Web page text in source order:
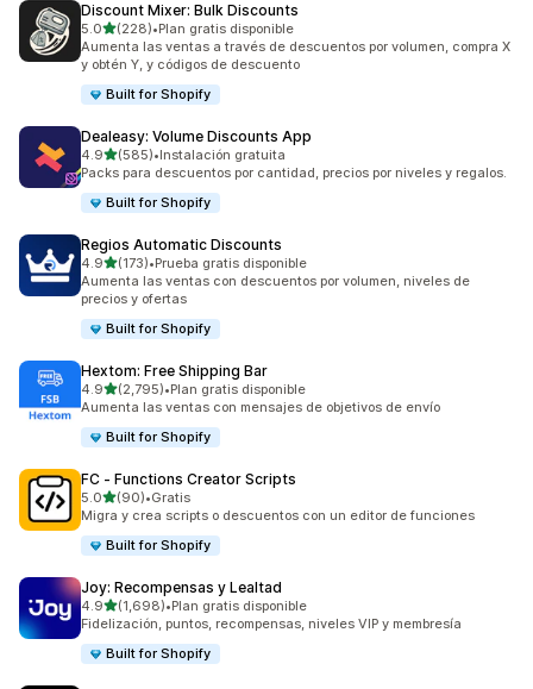
Discount Mixer: Bulk Discounts
5.0de 5 estrellas
(228)
228 reseñas en total
•Plan gratis disponible
Aumenta las ventas a través de descuentos por volumen, compra X
y obtén Y, y códigos de descuento
Built for Shopify
Dealeasy: Volume Discounts App
4.9de 5 estrellas
(585)
585 reseñas en total
•Instalación gratuita
Packs para descuentos por cantidad, precios por niveles y regalos.
Built for Shopify
Regios Automatic Discounts
4.9de 5 estrellas
(173)
173 reseñas en total
•Prueba gratis disponible
Aumenta las ventas con descuentos por volumen, niveles de
precios y ofertas
Built for Shopify
Hextom: Free Shipping Bar
4.9de 5 estrellas
(2,795)
2795 reseñas en total
•Plan gratis disponible
Aumenta las ventas con mensajes de objetivos de envío
Built for Shopify
FC ‑ Functions Creator Scripts
5.0de 5 estrellas
(90)
90 reseñas en total
•Gratis
Migra y crea scripts o descuentos con un editor de funciones
Built for Shopify
Joy: Recompensas y Lealtad
4.9de 5 estrellas
(1,698)
1698 reseñas en total
•Plan gratis disponible
Fidelización, puntos, recompensas, niveles VIP y membresía
Built for Shopify